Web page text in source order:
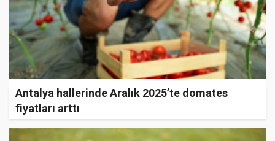
Antalya hallerinde Aralık 2025’te domates
fiyatları arttı